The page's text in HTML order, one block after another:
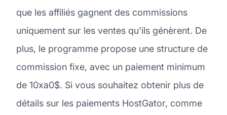
que les affiliés gagnent des commissions
uniquement sur les ventes qu'ils génèrent. De
plus, le programme propose une structure de
commission fixe, avec un paiement minimum
de 10xa0$. Si vous souhaitez obtenir plus de
détails sur les paiements HostGator, comme